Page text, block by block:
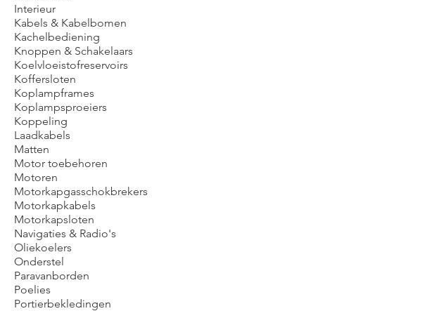
Interieur
Kabels & Kabelbomen
Kachelbediening
Knoppen & Schakelaars
Koelvloeistofreservoirs
Koffersloten
Koplampframes
Koplampsproeiers
Koppeling
Laadkabels
Matten
Motor toebehoren
Motoren
Motorkapgasschokbrekers
Motorkapkabels
Motorkapsloten
Navigaties & Radio's
Oliekoelers
Onderstel
Paravanborden
Poelies
Portierbekledingen